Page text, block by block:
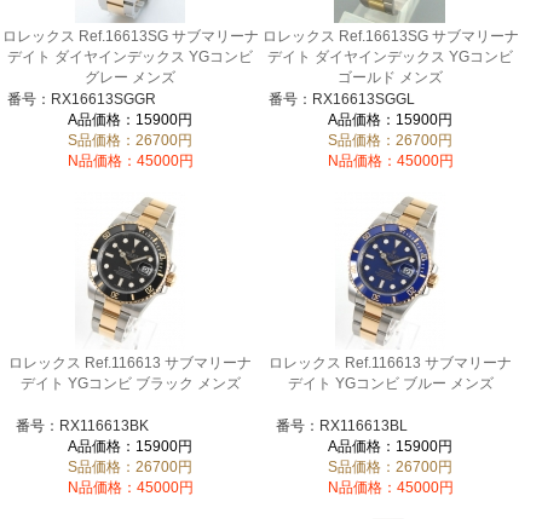
ロレックス Ref.16613SG サブマリーナ
デイト ダイヤインデックス YGコンビ
グレー メンズ
番号：RX16613SGGR
A品価格：15900円
S品価格：26700円
N品価格：45000円
ロレックス Ref.16613SG サブマリーナ
デイト ダイヤインデックス YGコンビ
ゴールド メンズ
番号：RX16613SGGL
A品価格：15900円
S品価格：26700円
N品価格：45000円
ロレックス Ref.116613 サブマリーナ
デイト YGコンビ ブラック メンズ
番号：RX116613BK
A品価格：15900円
S品価格：26700円
N品価格：45000円
ロレックス Ref.116613 サブマリーナ
デイト YGコンビ ブルー メンズ
番号：RX116613BL
A品価格：15900円
S品価格：26700円
N品価格：45000円